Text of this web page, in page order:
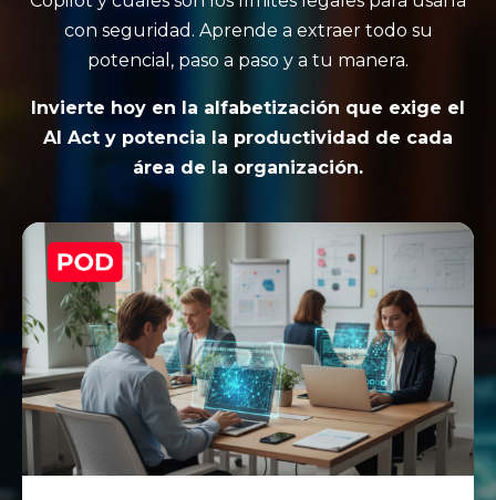
con seguridad. Aprende a extraer todo su
potencial, paso a paso y a tu manera.
Invierte hoy en la alfabetización que exige el
AI Act y potencia la productividad de cada
área de la organización.